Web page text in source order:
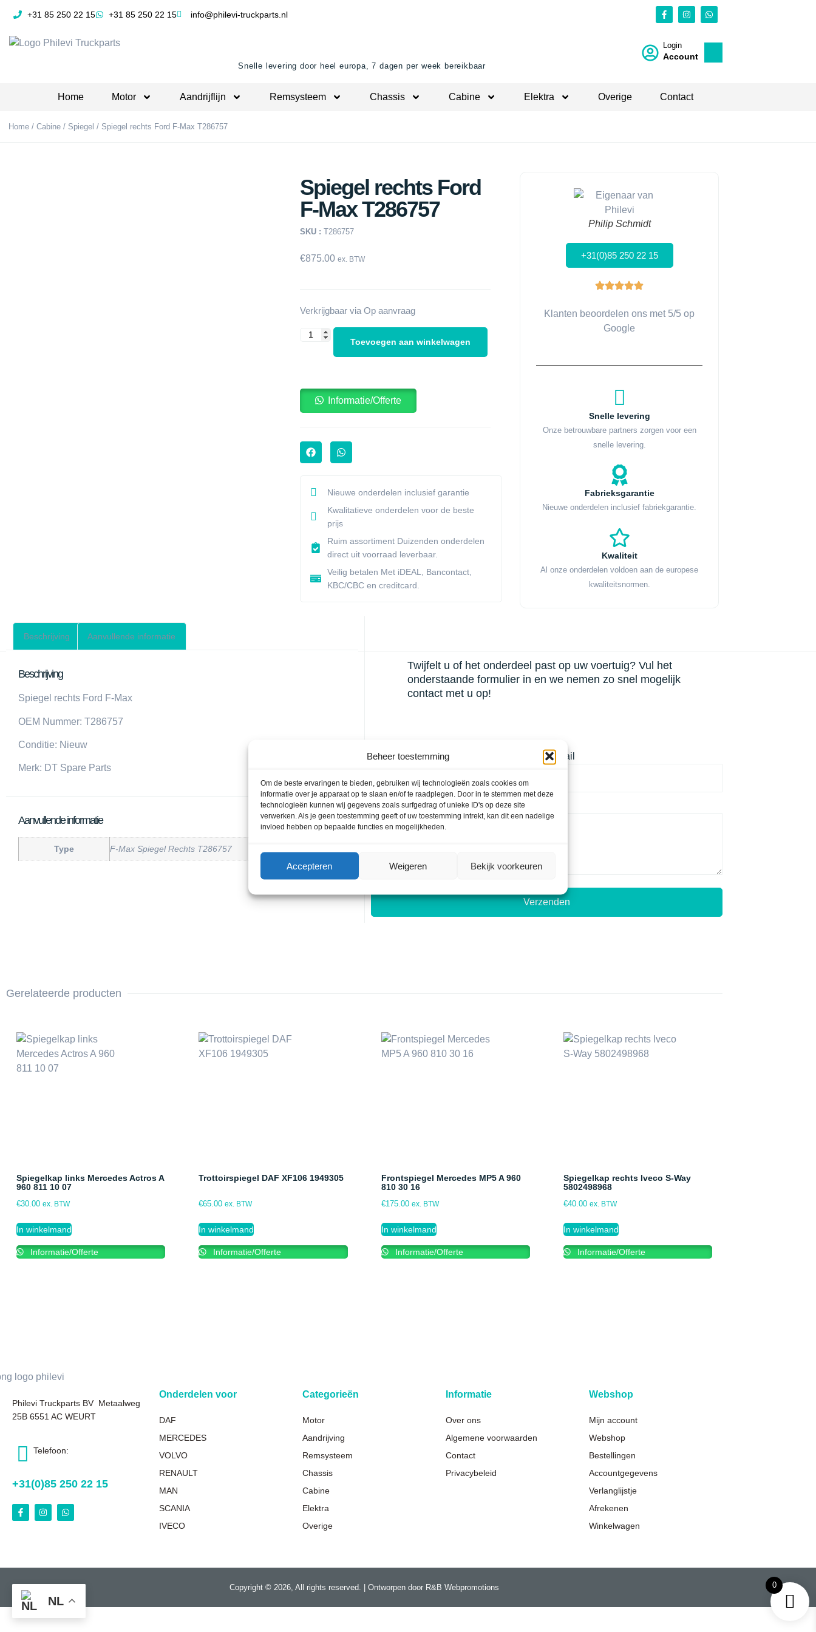
Beheer toestemming
Om de beste ervaringen te bieden, gebruiken wij technologieën zoals cookies om
informatie over je apparaat op te slaan en/of te raadplegen. Door in te stemmen met deze
technologieën kunnen wij gegevens zoals surfgedrag of unieke ID's op deze site
verwerken. Als je geen toestemming geeft of uw toestemming intrekt, kan dit een nadelige
invloed hebben op bepaalde functies en mogelijkheden.
Accepteren Weigeren Bekijk voorkeuren
+31 85 250 22 15 +31 85 250 22 15 info@philevi-truckparts.nl
Snelle levering door heel europa, 7 dagen per week bereikbaar
Login
Account
Home Motor Aandrijflijn Remsysteem Chassis Cabine Elektra Overige Contact
Home / Cabine / Spiegel / Spiegel rechts Ford F-Max T286757
Spiegel rechts Ford
F-Max T286757
SKU : T286757
€875.00 ex. BTW
Verkrijgbaar via Op aanvraag
Toevoegen aan winkelwagen
Informatie/Offerte
Nieuwe onderdelen inclusief garantie
Kwalitatieve onderdelen voor de beste
prijs
Ruim assortiment Duizenden onderdelen
direct uit voorraad leverbaar.
Veilig betalen Met iDEAL, Bancontact,
KBC/CBC en creditcard.
Philip Schmidt
+31(0)85 250 22 15
Klanten beoordelen ons met 5/5 op
Google
Snelle levering
Onze betrouwbare partners zorgen voor een
snelle levering.
Fabrieksgarantie
Nieuwe onderdelen inclusief fabriekgarantie.
Kwaliteit
Al onze onderdelen voldoen aan de europese
kwaliteitsnormen.
Beschrijving Aanvullende informatie
Beschrijving
Spiegel rechts Ford F-Max
OEM Nummer: T286757
Conditie: Nieuw
Merk: DT Spare Parts
Aanvullende informatie
Type F-Max Spiegel Rechts T286757
Twijfelt u of het onderdeel past op uw voertuig? Vul het
onderstaande formulier in en we nemen zo snel mogelijk
contact met u op!
Naam Email
Voertuig informatie
Verzenden
Gerelateerde producten
Spiegelkap links Mercedes Actros A
960 811 10 07
€30.00 ex. BTW
In winkelmand
Informatie/Offerte
Trottoirspiegel DAF XF106 1949305
€65.00 ex. BTW
In winkelmand
Informatie/Offerte
Frontspiegel Mercedes MP5 A 960
810 30 16
€175.00 ex. BTW
In winkelmand
Informatie/Offerte
Spiegelkap rechts Iveco S-Way
5802498968
€40.00 ex. BTW
In winkelmand
Informatie/Offerte
Philevi Truckparts BV Metaalweg
25B 6551 AC WEURT
Telefoon:
+31(0)85 250 22 15
Onderdelen voor
DAF
MERCEDES
VOLVO
RENAULT
MAN
SCANIA
IVECO
Categorieën
Motor
Aandrijving
Remsysteem
Chassis
Cabine
Elektra
Overige
Informatie
Over ons
Algemene voorwaarden
Contact
Privacybeleid
Webshop
Mijn account
Webshop
Bestellingen
Accountgegevens
Verlanglijstje
Afrekenen
Winkelwagen
Copyright © 2026, All rights reserved. | Ontworpen door R&B Webpromotions
NL
0